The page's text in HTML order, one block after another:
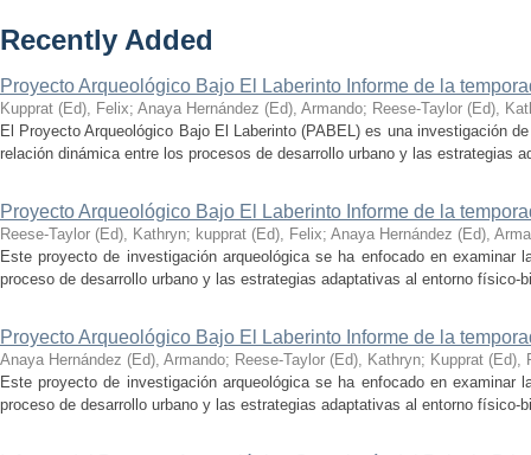
Recently Added
Proyecto Arqueológico Bajo El Laberinto Informe de la
Kupprat (Ed), Felix; Anaya Hernández (Ed), Armando; Reese-Taylor (Ed),
El Proyecto Arqueológico Bajo El Laberinto (PABEL) es una investigación
relación dinámica entre los procesos de desarrollo urbano y las estrategias
Proyecto Arqueológico Bajo El Laberinto Informe de la
Reese-Taylor (Ed), Kathryn; kupprat (Ed), Felix; Anaya Hernández (Ed),
Este proyecto de investigación arqueológica se ha enfocado en examinar
proceso de desarrollo urbano y las estrategias adaptativas al entorno físico-
Proyecto Arqueológico Bajo El Laberinto Informe de la
Anaya Hernández (Ed), Armando; Reese-Taylor (Ed), Kathryn; Kupprat (Ed),
Este proyecto de investigación arqueológica se ha enfocado en examinar
proceso de desarrollo urbano y las estrategias adaptativas al entorno físico-